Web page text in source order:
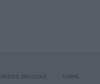
ΘΕΣΕΙΣ ΕΡΓΑΣΙΑΣ TERMS